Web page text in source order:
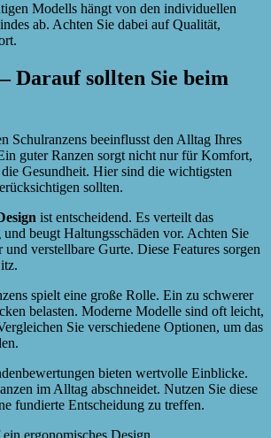
Modells hängt von den individuellen
ab. Achten Sie dabei auf Qualität,
Darauf sollten Sie beim
Schulranzens beeinflusst den Alltag Ihres
guter Ranzen sorgt nicht nur für Komfort,
Gesundheit. Hier sind die wichtigsten
sollten.
ist entscheidend. Es verteilt das
beugt Haltungsschäden vor. Achten Sie
und verstellbare Gurte. Diese Features sorgen
spielt eine große Rolle. Ein zu schwerer
belasten. Moderne Modelle sind oft leicht,
Sie verschiedene Optionen, um das
bieten wertvolle Einblicke.
im Alltag abschneidet. Nutzen Sie diese
fundierte Entscheidung zu treffen.